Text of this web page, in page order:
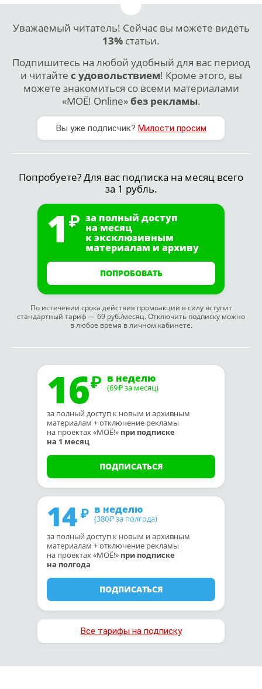
Уважаемый читатель! Сейчас вы можете видеть
13% статьи.
Подпишитесь на любой удобный для вас период
и читайте с удовольствием! Кроме этого, вы
можете знакомиться со всеми материалами
«МОЁ! Online»без рекламы.
Вы уже подписчик? Милости просим
Попробуете? Для вас подписка на месяц всего
за 1 рубль.
1 за полный доступ
на месяц
к эксклюзивным
материалам и архиву
ПОПРОБОВАТЬ
По истечении срока действия промоакции в силу вступит
стандартный тариф — 69 руб./месяц. Отключить подписку можно
в любое время в личном кабинете.
16 в неделю
(69₽ за месяц)
за полный доступ к новым и архивным
материалам + отключение рекламы
на проектах «МОЁ!» при подписке
на 1 месяц
ПОДПИСАТЬСЯ
14 в неделю
(380₽ за полгода)
за полный доступ к новым и архивным
материалам + отключение рекламы
на проектах «МОЁ!» при подписке
на полгода
ПОДПИСАТЬСЯ
Все тарифы на подписку